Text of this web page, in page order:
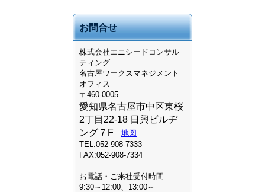
お問合せ
株式会社エニシードコンサル
ティング
名古屋ワークスマネジメント
オフィス
〒460-0005
愛知県名古屋市中区東桜
2丁目22-18 日興ビルヂ
ング７F
地図
TEL:052-908-7333
FAX:052-908-7334
お電話・ご来社受付時間
9:30～12:00、13:00～